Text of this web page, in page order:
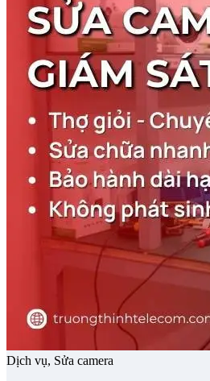
Dịch vụ, Sửa camera